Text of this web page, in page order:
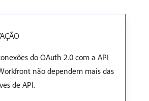
do OAuth 2.0 com a API
não dependem mais das
de API.